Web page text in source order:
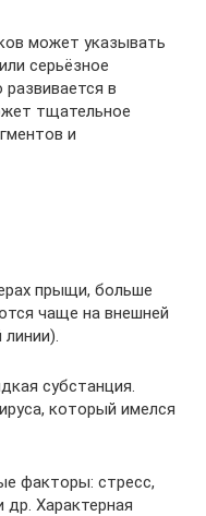
может указывать
серьёзное
в
тщательное
и
прыщи, больше
чаще на внешней
субстанция.
который имелся
факторы: стресс,
Характерная